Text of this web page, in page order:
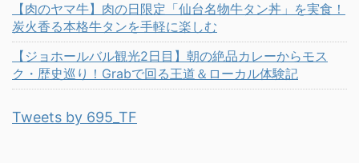
【肉のヤマ牛】肉の日限定「仙台名物牛タン丼」を実食！
炭火香る本格牛タンを手軽に楽しむ
【ジョホールバル観光2日目】朝の絶品カレーからモス
ク・歴史巡り！Grabで回る王道＆ローカル体験記
Tweets by 695_TF